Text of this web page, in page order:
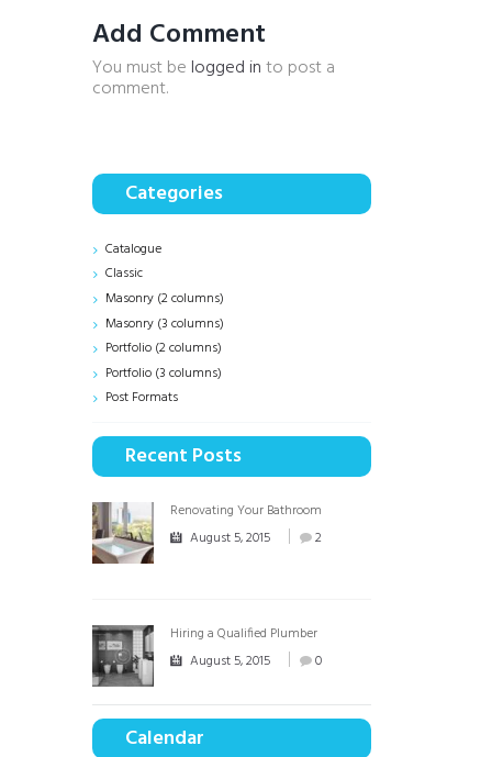
Add Comment
You must be logged into post a
comment.
Categories
Catalogue
Classic
Masonry (2 columns)
Masonry (3 columns)
Portfolio (2 columns)
Portfolio (3 columns)
Post Formats
Recent Posts
Renovating Your Bathroom
August 5, 2015
2
Hiring a Qualified Plumber
August 5, 2015
0
Calendar